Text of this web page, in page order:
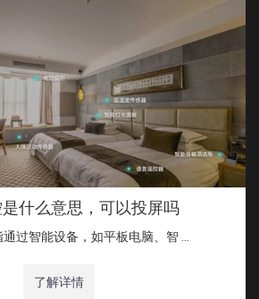
什么意思，可以投屏吗
过智能设备，如平板电脑、智 …
了解详情